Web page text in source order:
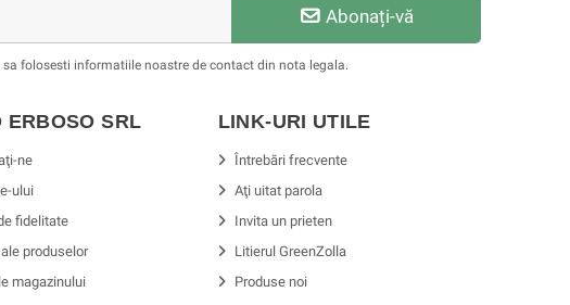
Abonați-vă
folosesti informatiile noastre de contact din nota legala.
ERBOSOSRL
ne
ului
fidelitate
produselor
magazinului
LINK-URI UTILE
Întrebări frecvente
Aţi uitat parola
Invita un prieten
Litierul GreenZolla
Produse noi